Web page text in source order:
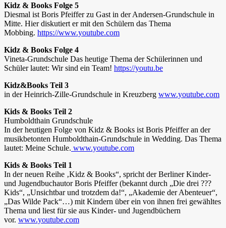
Kidz & Books Folge 5
Diesmal ist Boris Pfeiffer zu Gast in der Andersen-Grundschule in
Mitte. Hier diskutiert er mit den Schülern das Thema
Mobbing. https://www.youtube.com
Kidz & Books Folge 4
Vineta-Grundschule Das heutige Thema der Schülerinnen und
Schüler lautet: Wir sind ein Team! https://youtu.be
Kidz&Books Teil 3
in der Heinrich-Zille-Grundschule in Kreuzberg www.youtube.com
Kids & Books Teil 2
Humboldthain Grundschule
In der heutigen Folge von Kidz & Books ist Boris Pfeiffer an der
musikbetonten Humboldthain-Grundschule in Wedding. Das Thema
lautet: Meine Schule. www.youtube.com
Kids & Books Teil 1
In der neuen Reihe ‚Kidz & Books“, spricht der Berliner Kinder-
und Jugendbuchautor Boris Pfeiffer (bekannt durch „Die drei ???
Kids“, „Unsichtbar und trotzdem da!“, „Akademie der Abenteuer“,
„Das Wilde Pack“…) mit Kindern über ein von ihnen frei gewähltes
Thema und liest für sie aus Kinder- und Jugendbüchern
vor. www.youtube.com